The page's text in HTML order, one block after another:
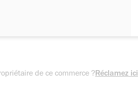
de ce commerce ?Réclamez ici